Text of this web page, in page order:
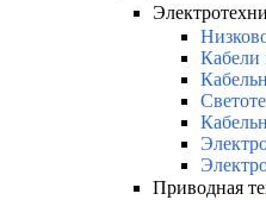
Кабели
Приводная